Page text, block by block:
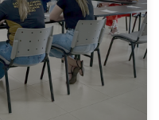
Combater a
de Atestados
reuniu
setor de saúde para